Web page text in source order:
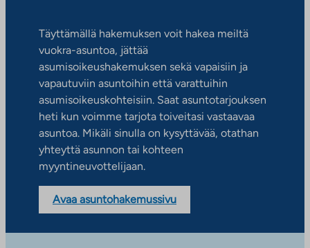
Täyttämällä hakemuksen voit hakea meiltä
vuokra-asuntoa, jättää
asumisoikeushakemuksen sekä vapaisiin ja
vapautuviin asuntoihin että varattuihin
asumisoikeuskohteisiin. Saat asuntotarjouksen
heti kun voimme tarjota toiveitasi vastaavaa
asuntoa. Mikäli sinulla on kysyttävää, otathan
yhteyttä asunnon tai kohteen
myyntineuvottelijaan.
Avaa asuntohakemussivu